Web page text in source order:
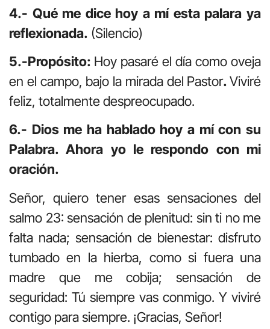
4.- Qué me dice hoy a mí esta palara ya
reflexionada. (Silencio)
5.-Propósito: Hoy pasaré el día como oveja
en el campo, bajo la mirada del Pastor.Viviré
feliz, totalmente despreocupado.
6.- Dios me ha hablado hoy a mí con su
Palabra. Ahora yo le respondo con mi
oración.
Señor, quiero tener esas sensaciones del
salmo 23: sensación de plenitud: sin ti no me
falta nada; sensación de bienestar: disfruto
tumbado en la hierba, como si fuera una
madre que me cobija; sensación de
seguridad: Tú siempre vas conmigo. Y viviré
contigo para siempre. ¡Gracias, Señor!